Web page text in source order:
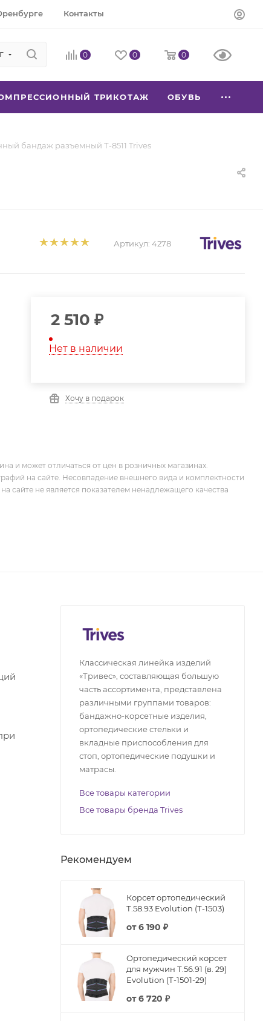
Контакты
0 0 0
ТРИКОТАЖ ОБУВЬ
бандаж разъемный Т-8511 Trives
Артикул: 4278
2 510 ₽
Нет в наличии
Хочу в подарок
и может отличаться от цен в розничных магазинах.
на сайте. Несовпадение внешнего вида и комплектности
сайте не является показателем ненадлежащего качества
Классическая линейка изделий
«Тривес», составляющая большую
часть ассортимента, представлена
различными группами товаров:
бандажно-корсетные изделия,
ортопедические стельки и
вкладные приспособления для
стоп, ортопедические подушки и
матрасы.
Все товары категории
Все товары бренда Trives
Рекомендуем
Корсет ортопедический
Т.58.93 Evolution (Т-1503)
от6 190 ₽
Ортопедический корсет
для мужчин Т.56.91 (в. 29)
Evolution (Т-1501-29)
от6 720 ₽